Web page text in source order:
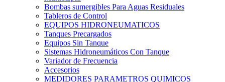
Bombas sumergibles Para Aguas Residuales
Tableros de Control
EQUIPOS HIDRONEUMATICOS
Tanques Precargados
Equipos Sin Tanque
Sistemas Hidroneumáticos Con Tanque
Variador de Frecuencia
Accesorios
MEDIDORES PARAMETROS QUIMICOS